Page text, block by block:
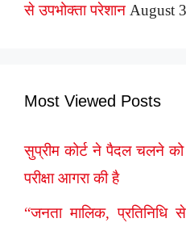
से उपभोक्ता परेशान August
Most Viewed Posts
सुप्रीम कोर्ट ने पैदल चलने
परीक्षा आगरा की है
“जनता मालिक,